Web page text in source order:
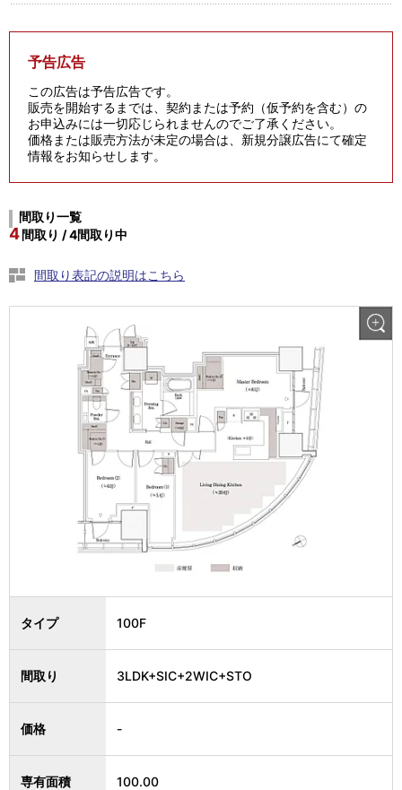
予告広告
この広告は予告広告です。
販売を開始するまでは、契約または予約（仮予約を含む）の
お申込みには一切応じられませんのでご了承ください。
価格または販売方法が未定の場合は、新規分譲広告にて確定
情報をお知らせします。
間取り一覧
4間取り / 4間取り中
間取り表記の説明はこちら
タイプ 100F
間取り 3LDK+SIC+2WIC+STO
価格 -
専有面積 100.00